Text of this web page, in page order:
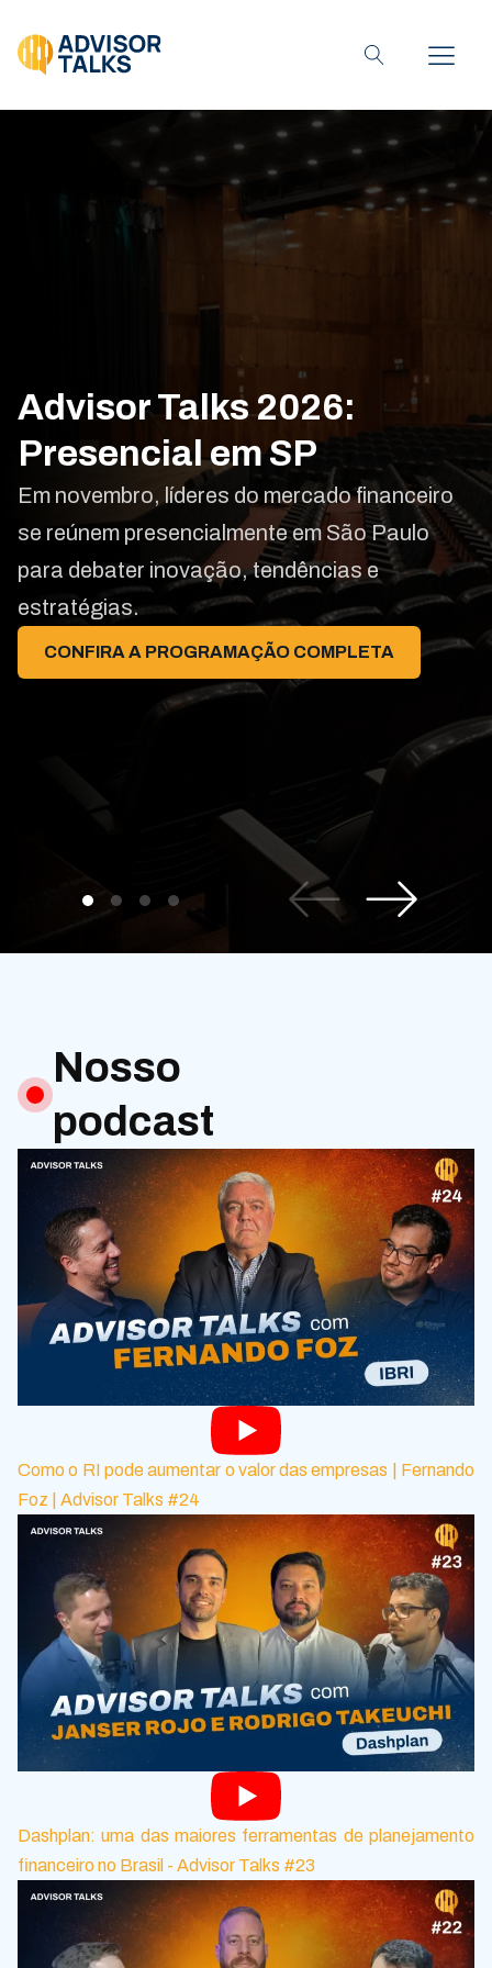
Advisor Talks 2026:
Presencial em SP
Em novembro, líderes do mercado financeiro
se reúnem presencialmente em São Paulo
para debater inovação, tendências e
estratégias.
CONFIRA A PROGRAMAÇÃO COMPLETA
Nosso
podcast
Como o RI pode aumentar o valor das empresas | Fernando
Foz | Advisor Talks #24
Dashplan: uma das maiores ferramentas de planejamento
financeiro no Brasil - Advisor Talks #23